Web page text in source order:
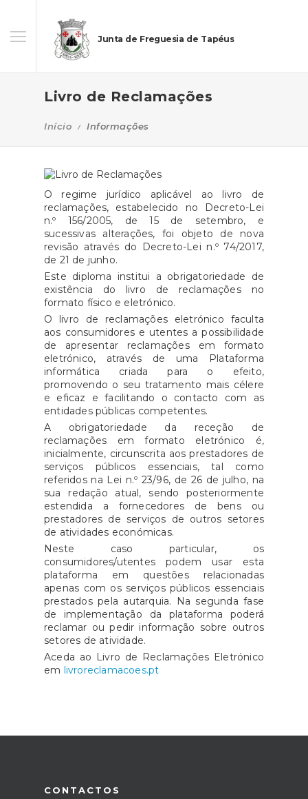
Junta de Freguesia de Tapéus
Livro de Reclamações
Início Informações
O regime jurídico aplicável ao livro de
reclamações, estabelecido no Decreto-Lei
n.º 156/2005, de 15 de setembro, e
sucessivas alterações, foi objeto de nova
revisão através do Decreto-Lei n.º 74/2017,
de 21 de junho.
Este diploma institui a obrigatoriedade de
existência do livro de reclamações no
formato físico e eletrónico.
O livro de reclamações eletrónico faculta
aos consumidores e utentes a possibilidade
de apresentar reclamações em formato
eletrónico, através de uma Plataforma
informática criada para o efeito,
promovendo o seu tratamento mais célere
e eficaz e facilitando o contacto com as
entidades públicas competentes.
A obrigatoriedade da receção de
reclamações em formato eletrónico é,
inicialmente, circunscrita aos prestadores de
serviços públicos essenciais, tal como
referidos na Lei n.º 23/96, de 26 de julho, na
sua redação atual, sendo posteriormente
estendida a fornecedores de bens ou
prestadores de serviços de outros setores
de atividades económicas.
Neste caso particular, os
consumidores/utentes podem usar esta
plataforma em questões relacionadas
apenas com os serviços públicos essenciais
prestados pela autarquia. Na segunda fase
de implementação da plataforma poderá
reclamar ou pedir informação sobre outros
setores de atividade.
Aceda ao Livro de Reclamações Eletrónico
em livroreclamacoes.pt
CONTACTOS